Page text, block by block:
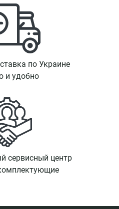
по Украине
и удобно
сервисный центр